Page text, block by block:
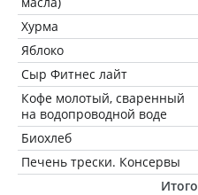
Хурма
Яблоко
Сыр Фитнес лайт
Кофе молотый, сваренный
на водопроводной воде
Биохлеб
Печень трески. Консервы
Итого